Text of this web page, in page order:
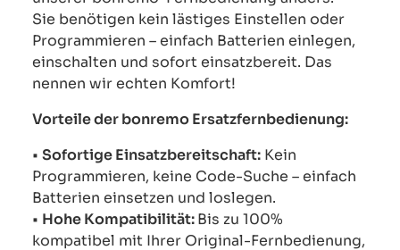
Sie benötigen kein lästiges Einstellen oder
Programmieren – einfach Batterien einlegen,
einschalten und sofort einsatzbereit. Das
nennen wir echten Komfort!
Vorteile der bonremo Ersatzfernbedienung:
• Sofortige Einsatzbereitschaft: Kein
Programmieren, keine Code-Suche – einfach
Batterien einsetzen und loslegen.
• Hohe Kompatibilität:Bis zu 100%
kompatibel mit Ihrer Original-Fernbedienung,